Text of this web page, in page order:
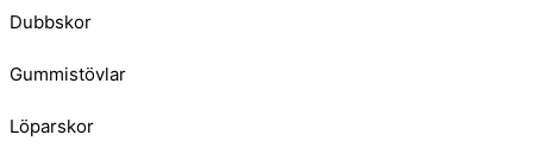
Dubbskor
Gummistövlar
Löparskor